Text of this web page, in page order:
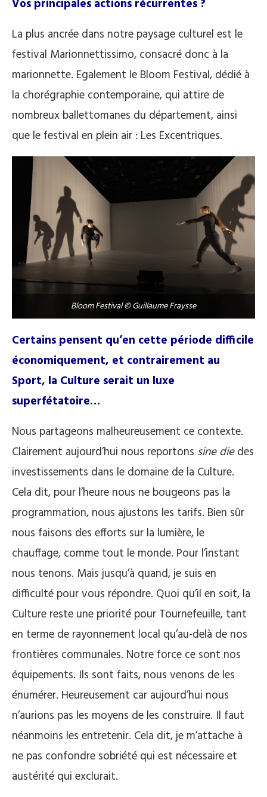
Vos principales actions récurrentes ?
La plus ancrée dans notre paysage culturel est le
festival Marionnettissimo, consacré donc à la
marionnette. Egalement le Bloom Festival, dédié à
la chorégraphie contemporaine, qui attire de
nombreux ballettomanes du département, ainsi
que le festival en plein air : Les Excentriques.
Bloom Festival © Guillaume Fraysse
Certains pensent qu’en cette période difficile
économiquement, et contrairement au
Sport, la Culture serait un luxe
superfétatoire…
Nous partageons malheureusement ce contexte.
Clairement aujourd’hui nous reportons sine diedes
investissements dans le domaine de la Culture.
Cela dit, pour l’heure nous ne bougeons pas la
programmation, nous ajustons les tarifs. Bien sûr
nous faisons des efforts sur la lumière, le
chauffage, comme tout le monde. Pour l’instant
nous tenons. Mais jusqu’à quand, je suis en
difficulté pour vous répondre. Quoi qu’il en soit, la
Culture reste une priorité pour Tournefeuille, tant
en terme de rayonnement local qu’au-delà de nos
frontières communales. Notre force ce sont nos
équipements. Ils sont faits, nous venons de les
énumérer. Heureusement car aujourd’hui nous
n’aurions pas les moyens de les construire. Il faut
néanmoins les entretenir. Cela dit, je m’attache à
ne pas confondre sobriété qui est nécessaire et
austérité qui exclurait.